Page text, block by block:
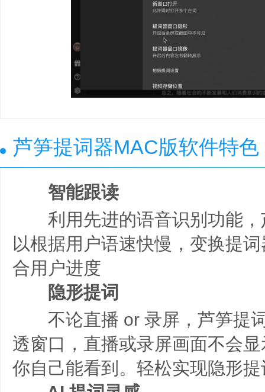
芦笋提词器MAC版软件特色
智能跟读
利用先进的语音识别功能，
以根据用户语速快慢，变换提
合用户进度
隐形提词
不论直播 or 录屏，芦笋提
透窗口，直播或录屏画面不会
你自己能看到。轻松实现隐形提